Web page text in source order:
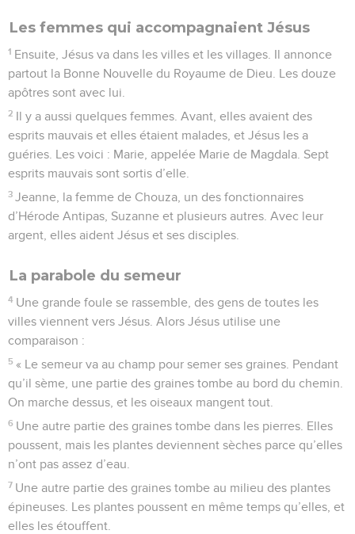
Les femmes qui accompagnaient Jésus
1 Ensuite, Jésus va dans les villes et les villages. Il annonce
partout la Bonne Nouvelle du Royaume de Dieu. Les douze
apôtres sont avec lui.
2 Il y a aussi quelques femmes. Avant, elles avaient des
esprits mauvais et elles étaient malades, et Jésus les a
guéries. Les voici : Marie, appelée Marie de Magdala. Sept
esprits mauvais sont sortis d’elle.
3 Jeanne, la femme de Chouza, un des fonctionnaires
d’Hérode Antipas, Suzanne et plusieurs autres. Avec leur
argent, elles aident Jésus et ses disciples.
La parabole du semeur
4 Une grande foule se rassemble, des gens de toutes les
villes viennent vers Jésus. Alors Jésus utilise une
comparaison :
5 « Le semeur va au champ pour semer ses graines. Pendant
qu’il sème, une partie des graines tombe au bord du chemin.
On marche dessus, et les oiseaux mangent tout.
6 Une autre partie des graines tombe dans les pierres. Elles
poussent, mais les plantes deviennent sèches parce qu’elles
n’ont pas assez d’eau.
7 Une autre partie des graines tombe au milieu des plantes
épineuses. Les plantes poussent en même temps qu’elles, et
elles les étouffent.